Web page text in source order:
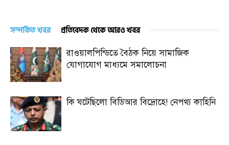
সম্পর্কিত খবর প্রতিবেদক থেকে আরও খবর
রাওয়ালপিন্ডিতে বৈঠক নিয়ে সামাজিক
যোগাযোগ মাধ্যমে সমালোচনা
কি ঘটেছিলো বিডিআর বিদ্রোহে! নেপথ্য কাহিনি